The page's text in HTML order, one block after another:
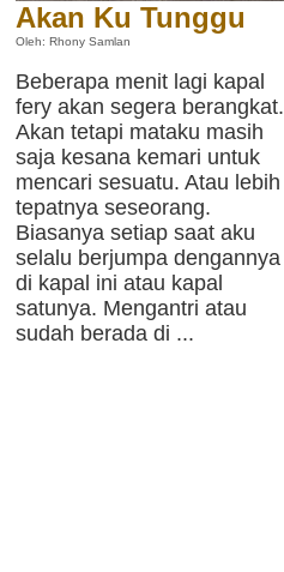
Akan Ku Tunggu
Oleh: Rhony Samlan
Beberapa menit lagi kapal
fery akan segera berangkat.
Akan tetapi mataku masih
saja kesana kemari untuk
mencari sesuatu. Atau lebih
tepatnya seseorang.
Biasanya setiap saat aku
selalu berjumpa dengannya
di kapal ini atau kapal
satunya. Mengantri atau
sudah berada di ...